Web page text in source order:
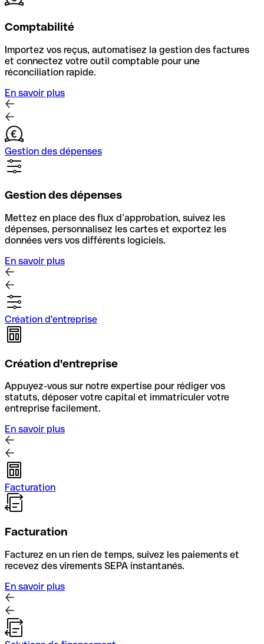
Comptabilité
Importez vos reçus, automatisez la gestion des factures
et connectez votre outil comptable pour une
réconciliation rapide.
En savoir plus
Gestion des dépenses
Gestion des dépenses
Mettez en place des flux d’approbation, suivez les
dépenses, personnalisez les cartes et exportez les
données vers vos différents logiciels.
En savoir plus
Création d'entreprise
Création d'entreprise
Appuyez-vous sur notre expertise pour rédiger vos
statuts, déposer votre capital et immatriculer votre
entreprise facilement.
En savoir plus
Facturation
Facturation
Facturez en un rien de temps, suivez les paiements et
recevez des virements SEPA instantanés.
En savoir plus